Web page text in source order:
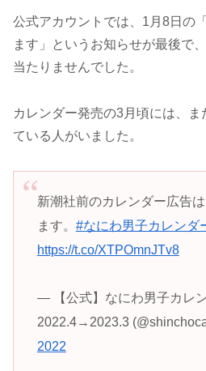
公式アカウントでは、1月8日の
ます」というお知らせが最後で
当たりませんでした。
カレンダー発売の3月頃には、
ている人がいました。
新潮社前のカレンダー広告
ます。 #なにわ男子カレンダ
https://t.co/XTPOmnJTv8
— 【公式】なにわ男子カレ
2022.4→2023.3
2022